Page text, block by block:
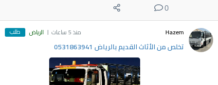
0
Hazem منذ 5 ساعات الرياض طلب
تخلص من الأثاث القديم بالرياض 0531863941